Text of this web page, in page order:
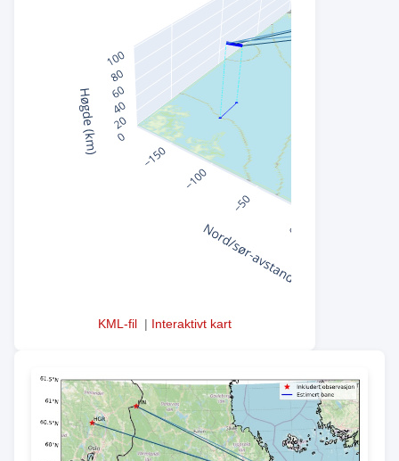
KML-fil | Interaktivt kart